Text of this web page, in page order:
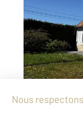
Maison
Votre
propose à
93m²